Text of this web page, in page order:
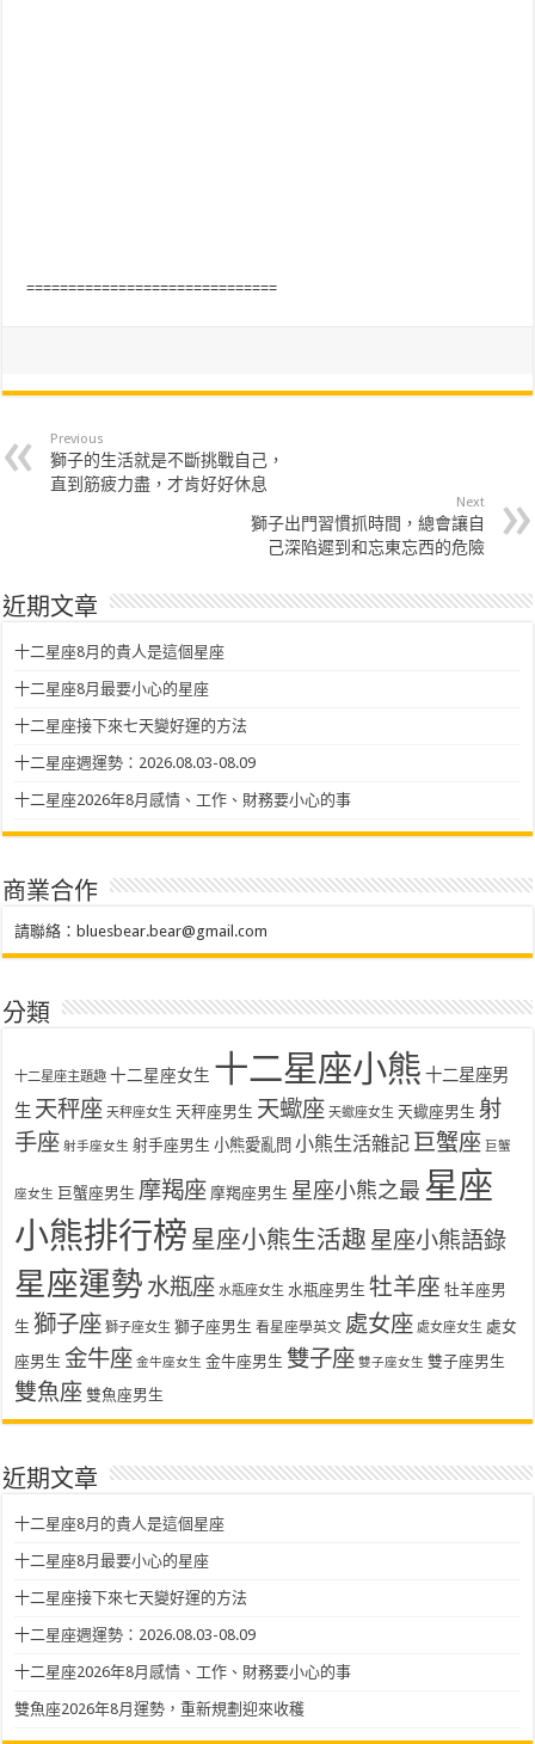
==============================
Previous
獅子的生活就是不斷挑戰自己，
直到筋疲力盡，才肯好好休息
Next
獅子出門習慣抓時間，總會讓自
己深陷遲到和忘東忘西的危險
近期文章
十二星座8月的貴人是這個星座
十二星座8月最要小心的星座
十二星座接下來七天變好運的方法
十二星座週運勢：2026.08.03-08.09
十二星座2026年8月感情、工作、財務要小心的事
商業合作
請聯絡： bluesbear.bear@gmail.com
分類
十二星座主題趣 十二星座女生 十二星座小熊 十二星座男
生 天秤座 天秤座女生 天秤座男生 天蠍座 天蠍座女生 天蠍座男生 射
手座 射手座女生 射手座男生 小熊愛亂問 小熊生活雜記 巨蟹座 巨蟹
座女生 巨蟹座男生 摩羯座 摩羯座男生 星座小熊之最 星座
小熊排行榜 星座小熊生活趣 星座小熊語錄
星座運勢 水瓶座 水瓶座女生 水瓶座男生 牡羊座 牡羊座男
生 獅子座 獅子座女生 獅子座男生 看星座學英文 處女座 處女座女生 處女
座男生 金牛座 金牛座女生 金牛座男生 雙子座 雙子座女生 雙子座男生
雙魚座 雙魚座男生
近期文章
十二星座8月的貴人是這個星座
十二星座8月最要小心的星座
十二星座接下來七天變好運的方法
十二星座週運勢：2026.08.03-08.09
十二星座2026年8月感情、工作、財務要小心的事
雙魚座2026年8月運勢，重新規劃迎來收穫